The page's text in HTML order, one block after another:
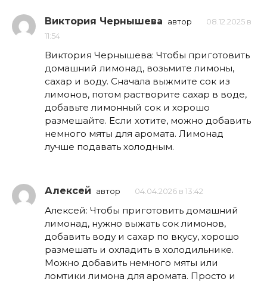
Виктория Чернышева автор
08.12.2025 в
11:54
Виктория Чернышева: Чтобы приготовить
домашний лимонад, возьмите лимоны,
сахар и воду. Сначала выжмите сок из
лимонов, потом растворите сахар в воде,
добавьте лимонный сок и хорошо
размешайте. Если хотите, можно добавить
немного мяты для аромата. Лимонад
лучше подавать холодным.
Алексей автор 04.04.2026 в 13:42
Алексей: Чтобы приготовить домашний
лимонад, нужно выжать сок лимонов,
добавить воду и сахар по вкусу, хорошо
размешать и охладить в холодильнике.
Можно добавить немного мяты или
ломтики лимона для аромата. Просто и